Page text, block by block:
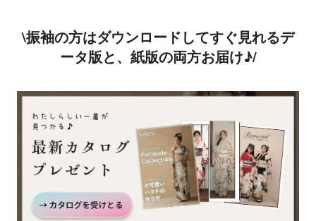
\振袖の方はダウンロードしてすぐ見れるデ
ータ版と、紙版の両方お届け♪/